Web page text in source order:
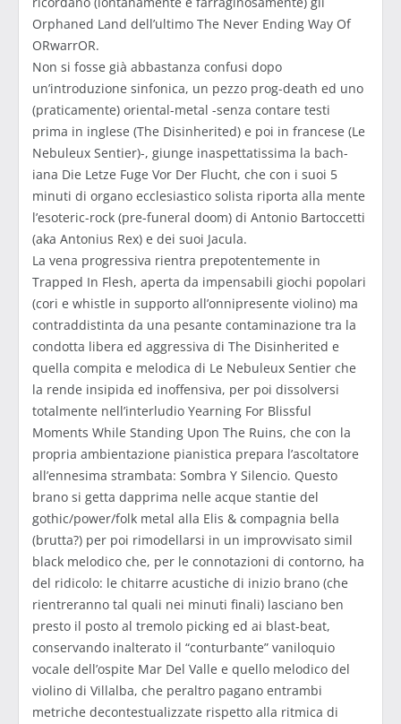
Orphaned Land dell’ultimo The Never Ending Way Of
ORwarrOR.
Non si fosse già abbastanza confusi dopo
un’introduzione sinfonica, un pezzo prog-death ed uno
(praticamente) oriental-metal -senza contare testi
prima in inglese (The Disinherited) e poi in francese (Le
Nebuleux Sentier)-, giunge inaspettatissima la bach-
iana Die Letze Fuge Vor Der Flucht, che con i suoi 5
minuti di organo ecclesiastico solista riporta alla mente
l’esoteric-rock (pre-funeral doom) di Antonio Bartoccetti
(aka Antonius Rex) e dei suoi Jacula.
La vena progressiva rientra prepotentemente in
Trapped In Flesh, aperta da impensabili giochi popolari
(cori e whistle in supporto all’onnipresente violino) ma
contraddistinta da una pesante contaminazione tra la
condotta libera ed aggressiva di The Disinherited e
quella compita e melodica di Le Nebuleux Sentier che
la rende insipida ed inoffensiva, per poi dissolversi
totalmente nell’interludio Yearning For Blissful
Moments While Standing Upon The Ruins, che con la
propria ambientazione pianistica prepara l’ascoltatore
all’ennesima strambata: Sombra Y Silencio. Questo
brano si getta dapprima nelle acque stantie del
gothic/power/folk metal alla Elis & compagnia bella
(brutta?) per poi rimodellarsi in un improvvisato simil
black melodico che, per le connotazioni di contorno, ha
del ridicolo: le chitarre acustiche di inizio brano (che
rientreranno tal quali nei minuti finali) lasciano ben
presto il posto al tremolo picking ed ai blast-beat,
conservando inalterato il “conturbante” vaniloquio
vocale dell’ospite Mar Del Valle e quello melodico del
violino di Villalba, che peraltro pagano entrambi
metriche decontestualizzate rispetto alla ritmica di